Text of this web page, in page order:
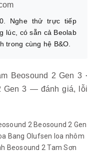
Nghe thử trực tiếp
lúc, có sẵn cả Beolab
trong cùng hệ B&O.
Beosound 2 Gen 3·
Gen 3 — đánh giá, lỗi
2 Beosound 2 Gen
Bang Olufsen loa nhôm
Beosound 2 Tam Sơn